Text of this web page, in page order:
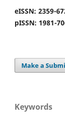
eISSN: 2359-
pISSN: 1981-
Make a
Keywords